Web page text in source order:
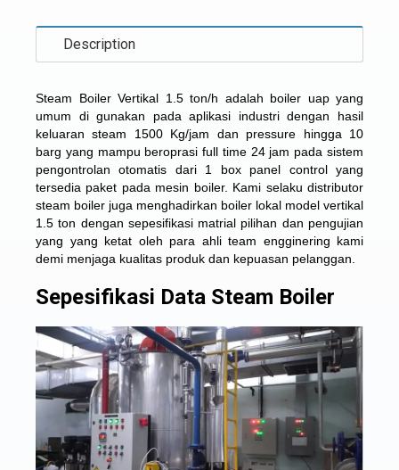
Description
Steam Boiler Vertikal 1.5 ton/h adalah boiler uap yang
umum di gunakan pada aplikasi industri dengan hasil
keluaran steam 1500 Kg/jam dan pressure hingga 10
barg yang mampu beroprasi full time 24 jam pada sistem
pengontrolan otomatis dari 1 box panel control yang
tersedia paket pada mesin boiler. Kami selaku distributor
steam boiler juga menghadirkan boiler lokal model vertikal
1.5 ton dengan sepesifikasi matrial pilihan dan pengujian
yang yang ketat oleh para ahli team engginering kami
demi menjaga kualitas produk dan kepuasan pelanggan.
Sepesifikasi Data Steam Boiler